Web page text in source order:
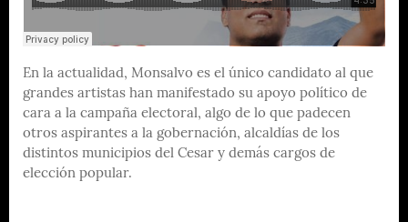
En la actualidad, Monsalvo es el único candidato al que
grandes artistas han manifestado su apoyo político de
cara a la campaña electoral, algo de lo que padecen
otros aspirantes a la gobernación, alcaldías de los
distintos municipios del Cesar y demás cargos de
elección popular.